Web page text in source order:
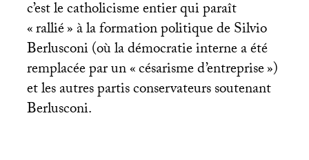
c’est le catholicisme entier qui paraît
«rallié» à la formation politique de Silvio
Berlusconi (où la démocratie interne a été
remplacée par un «césarisme d’entreprise»)
et les autres partis conservateurs soutenant
Berlusconi.